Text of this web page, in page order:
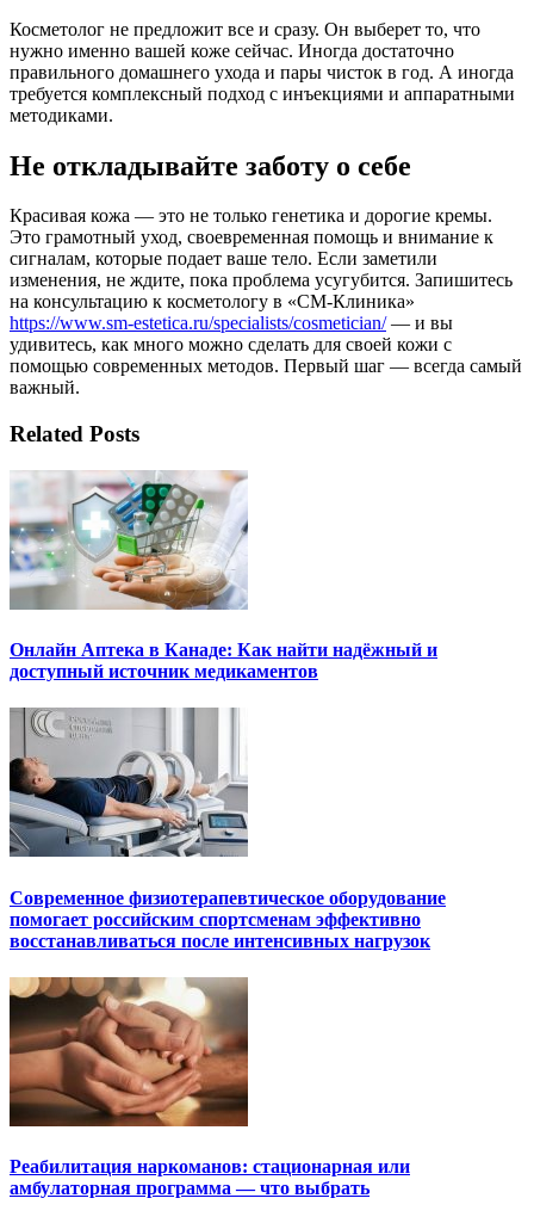
Косметолог не предложит все и сразу. Он выберет то, что
нужно именно вашей коже сейчас. Иногда достаточно
правильного домашнего ухода и пары чисток в год. А иногда
требуется комплексный подход с инъекциями и аппаратными
методиками.
Не откладывайте заботу о себе
Красивая кожа — это не только генетика и дорогие кремы.
Это грамотный уход, своевременная помощь и внимание к
сигналам, которые подает ваше тело. Если заметили
изменения, не ждите, пока проблема усугубится. Запишитесь
на консультацию к косметологу в «СМ-Клиника»
https://www.sm-estetica.ru/specialists/cosmetician/— и вы
удивитесь, как много можно сделать для своей кожи с
помощью современных методов. Первый шаг — всегда самый
важный.
Related Posts
Онлайн Аптека в Канаде: Как найти надёжный и
доступный источник медикаментов
Современное физиотерапевтическое оборудование
помогает российским спортсменам эффективно
восстанавливаться после интенсивных нагрузок
Реабилитация наркоманов: стационарная или
амбулаторная программа — что выбрать